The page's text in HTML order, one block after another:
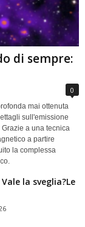
di sempre:
0
mai ottenuta
sull'emissione
a una tecnica
a partire
la complessa
la sveglia?Le